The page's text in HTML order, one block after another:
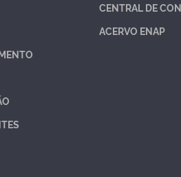
CENTRAL DE
ACERVO ENAP